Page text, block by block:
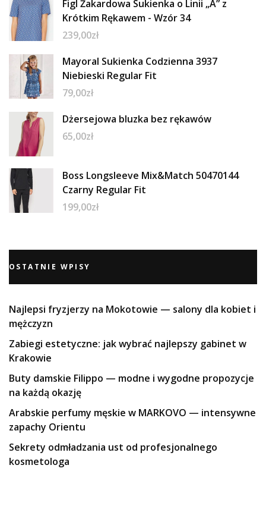
Figl Żakardowa Sukienka o Linii „A” z
Krótkim Rękawem - Wzór 34
239,00zł
Mayoral Sukienka Codzienna 3937
Niebieski Regular Fit
79,00zł
Dżersejowa bluzka bez rękawów
65,00zł
Boss Longsleeve Mix&Match 50470144
Czarny Regular Fit
199,00zł
OSTATNIE WPISY
Najlepsi fryzjerzy na Mokotowie — salony dla kobiet i
mężczyzn
Zabiegi estetyczne: jak wybrać najlepszy gabinet w
Krakowie
Buty damskie Filippo — modne i wygodne propozycje
na każdą okazję
Arabskie perfumy męskie w MARKOVO — intensywne
zapachy Orientu
Sekrety odmładzania ust od profesjonalnego
kosmetologa